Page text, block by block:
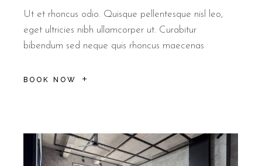
Ut et rhoncus odio. Quisque pellentesque nisl leo,
eget ultricies nibh ullamcorper ut. Curabitur
bibendum sed neque quis rhoncus maecenas
BOOK NOW